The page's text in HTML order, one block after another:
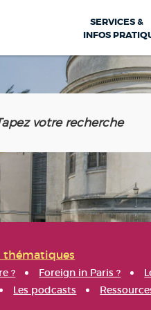
SERVICES &
INFOS
thématiques
? Foreign in Paris ?
Les podcasts